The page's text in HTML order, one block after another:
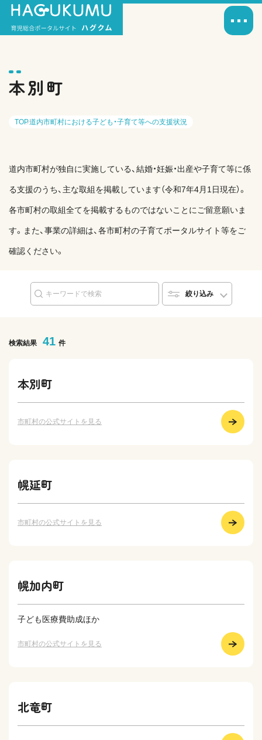
本別町
TOP道内市町村における子ども・子育て等への支援状況
道内市町村が独自に実施している、結婚・妊娠・出産や子育て等に係
る支援のうち、主な取組を掲載しています（令和7年4月1日現在）。
各市町村の取組全てを掲載するものではないことにご留意願いま
す。また、事業の詳細は、各市町村の子育てポータルサイト等をご
確認ください。
絞り込み
検索結果 41 件
本別町
市町村の公式サイトを見る
幌延町
市町村の公式サイトを見る
幌加内町
子ども医療費助成ほか
市町村の公式サイトを見る
北竜町